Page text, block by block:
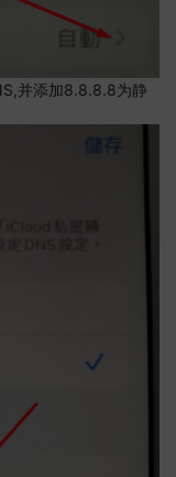
并添加8.8.8.8为静